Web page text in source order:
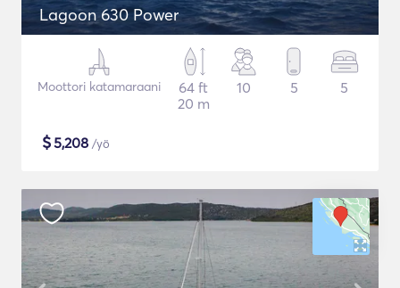
Lagoon 630 Power
Moottori katamaraani
64 ft
20 m
10 5 5
$5,208 /yö